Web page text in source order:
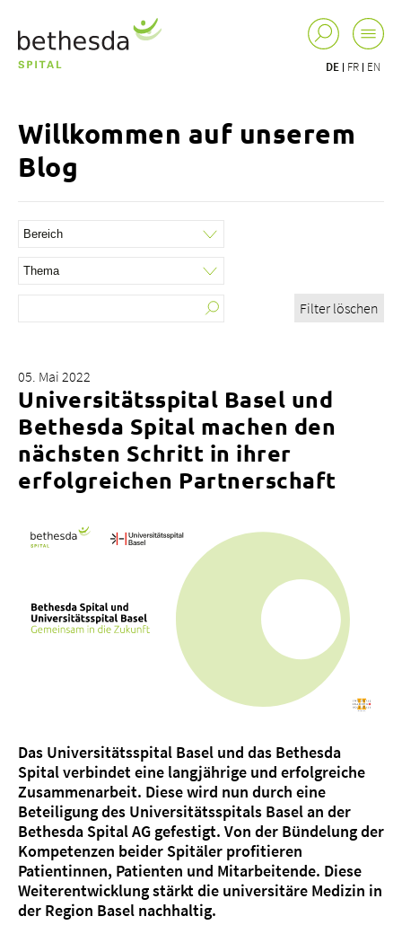
DE FR EN
Blog
Qualität
Fachbereiche
Willkommen auf unserem
Blog
Filter löschen
05. Mai 2022
Universitätsspital Basel und
Bethesda Spital machen den
nächsten Schritt in ihrer
erfolgreichen Partnerschaft
Das Universitätsspital Basel und das Bethesda
Spital verbindet eine langjährige und erfolgreiche
Zusammenarbeit. Diese wird nun durch eine
Beteiligung des Universitätsspitals Basel an der
Bethesda Spital AG gefestigt. Von der Bündelung der
Kompetenzen beider Spitäler profitieren
Patientinnen, Patienten und Mitarbeitende. Diese
Weiterentwicklung stärkt die universitäre Medizin in
der Region Basel nachhaltig.